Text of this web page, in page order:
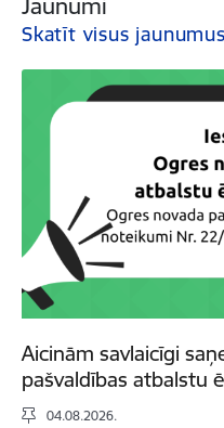
Jaunumi
Skatīt visus jaunumus
Aicinām savlaicīgi
pašvaldības atbalstu
04.08.2026.